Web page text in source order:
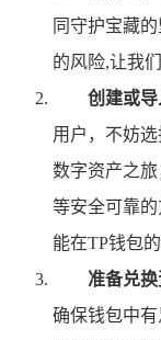
同守护宝藏
的风险,让我
创建或
用户，不妨
数字资产之
等安全可靠
能在TP钱包
准备兑
确保钱包中